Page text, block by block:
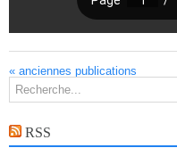
« anciennes publications
RSS